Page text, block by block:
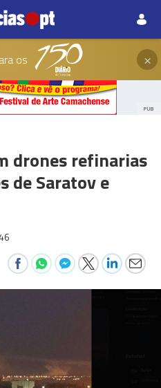
os ×
PUB
drones refinarias
de Saratov e